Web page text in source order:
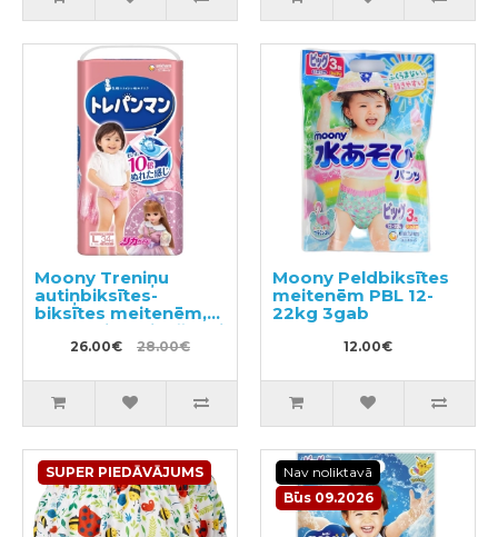
Moony Treniņu
autiņbiksītes-
biksītes meitenēm,
bērna pieradināšanai
tualetei PL 9-14kg
26.00€ 28.00€
Moony Peldbiksītes
meitenēm PBL 12-
22kg 3gab
12.00€
SUPER PIEDĀVĀJUMS
Nav noliktavā
Būs 09.2026